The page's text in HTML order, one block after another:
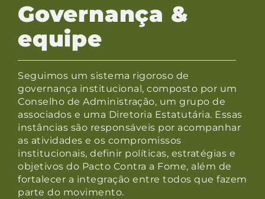
Governança &
equipe
Seguimos um sistema rigoroso de
governança institucional, composto por um
Conselho de Administração, um grupo de
associados e uma Diretoria Estatutária. Essas
instâncias são responsáveis por acompanhar
as atividades e os compromissos
institucionais, definir políticas, estratégias e
objetivos do Pacto Contra a Fome, além de
fortalecer a integração entre todos que fazem
parte do movimento.